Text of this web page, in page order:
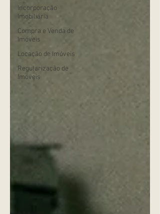
Incorporação
Imobiliária
Compra e Venda de
Imóveis
Locação de Imóveis
Regularização de
Imóveis